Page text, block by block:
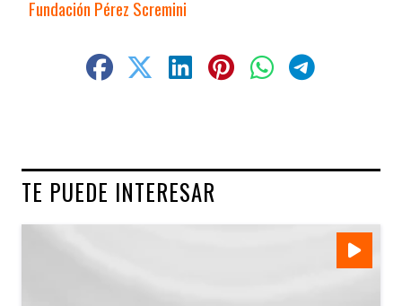
Fundación Pérez Scremini
TE PUEDE INTERESAR